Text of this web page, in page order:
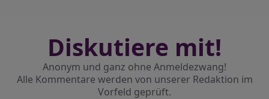
Diskutiere mit!
Anonym und ganz ohne Anmeldezwang!
Alle Kommentare werden von unserer Redaktion im
Vorfeld geprüft.